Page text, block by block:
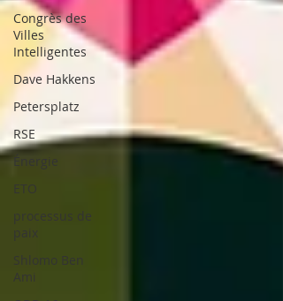
Congrès des
Villes
Intelligentes
Dave Hakkens
Petersplatz
RSE
Énergie
ETO
processus de
paix
Shlomo Ben
Ami